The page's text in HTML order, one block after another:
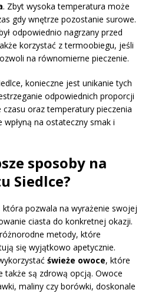
. Zbyt wysoka temperatura może
gdy wnętrze pozostanie surowe.
odpowiednio nagrzany przed
korzystać z termoobiegu, jeśli
na równomierne pieczenie.
konieczne jest unikanie tych
odpowiednich proporcji
oraz temperatury pieczenia
na ostateczny smak i
sposoby na
Siedlce?
pozwala na wyrażenie swojej
ciasta do konkretnej okazji.
metody, które
się wyjątkowo apetycznie.
świeże owoce, które
także są zdrową opcją. Owoce
maliny czy borówki, doskonale